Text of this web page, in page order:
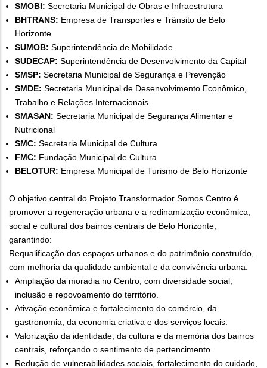
SMOBI: Secretaria Municipal de Obras e Infraestrutura
BHTRANS: Empresa de Transportes e Trânsito de Belo
Horizonte
SUMOB: Superintendência de Mobilidade
SUDECAP: Superintendência de Desenvolvimento da Capital
SMSP: Secretaria Municipal de Segurança e Prevenção
SMDE: Secretaria Municipal de Desenvolvimento Econômico,
Trabalho e Relações Internacionais
SMASAN: Secretaria Municipal de Segurança Alimentar e
Nutricional
SMC: Secretaria Municipal de Cultura
FMC: Fundação Municipal de Cultura
BELOTUR: Empresa Municipal de Turismo de Belo Horizonte
O objetivo central do Projeto Transformador Somos Centro é
promover a regeneração urbana e a redinamização econômica,
social e cultural dos bairros centrais de Belo Horizonte,
garantindo:
Requalificação dos espaços urbanos e do patrimônio construído,
com melhoria da qualidade ambiental e da convivência urbana.
Ampliação da moradia no Centro, com diversidade social,
inclusão e repovoamento do território.
Ativação econômica e fortalecimento do comércio, da
gastronomia, da economia criativa e dos serviços locais.
Valorização da identidade, da cultura e da memória dos bairros
centrais, reforçando o sentimento de pertencimento.
Redução de vulnerabilidades sociais, fortalecimento do cuidado,